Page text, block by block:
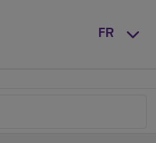
FR